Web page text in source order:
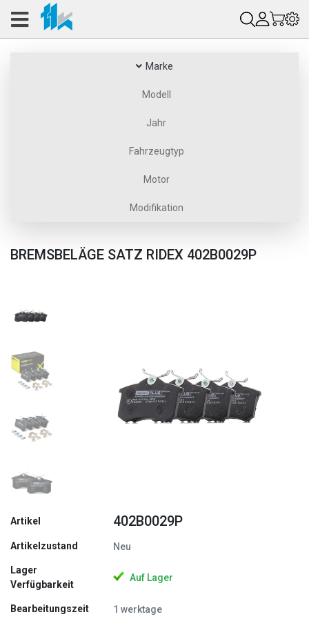
Marke
Modell
Jahr
Fahrzeugtyp
Motor
Modifikation
BREMSBELÄGE SATZ RIDEX 402B0029P
Zurück
Artikel 402B0029P
Artikelzustand Neu
Lager
Verfügbarkeit
Auf Lager
Bearbeitungszeit 1 werktage